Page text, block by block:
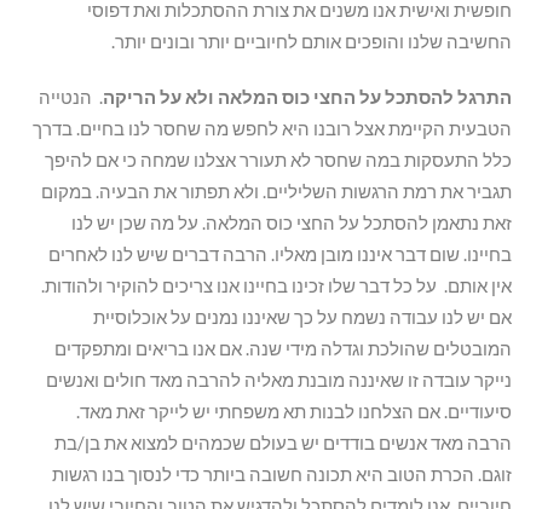
חופשית ואישית אנו משנים את צורת ההסתכלות ואת דפוסי
החשיבה שלנו והופכים אותם לחיוביים יותר ובונים יותר.
התרגל להסתכל על החצי כוס המלאה ולא על הריקה. הנטייה
הטבעית הקיימת אצל רובנו היא לחפש מה שחסר לנו בחיים. בדרך
כלל התעסקות במה שחסר לא תעורר אצלנו שמחה כי אם להיפך
תגביר את רמת הרגשות השליליים. ולא תפתור את הבעיה. במקום
זאת נתאמן להסתכל על החצי כוס המלאה. על מה שכן יש לנו
בחיינו. שום דבר איננו מובן מאליו. הרבה דברים שיש לנו לאחרים
אין אותם. על כל דבר שלו זכינו בחיינו אנו צריכים להוקיר ולהודות.
אם יש לנו עבודה נשמח על כך שאיננו נמנים על אוכלוסיית
המובטלים שהולכת וגדלה מידי שנה. אם אנו בריאים ומתפקדים
נייקר עובדה זו שאיננה מובנת מאליה להרבה מאד חולים ואנשים
סיעודיים. אם הצלחנו לבנות תא משפחתי יש לייקר זאת מאד.
הרבה מאד אנשים בודדים יש בעולם שכמהים למצוא את בן/בת
זוגם. הכרת הטוב היא תכונה חשובה ביותר כדי לנסוך בנו רגשות